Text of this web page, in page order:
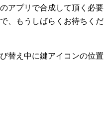
アプリで合成して頂く必要
、もうしばらくお待ちくだ
替え中に鍵アイコンの位置